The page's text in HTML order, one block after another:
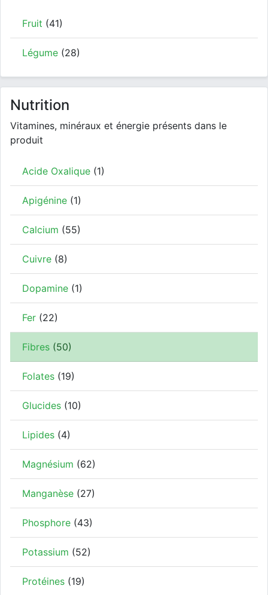
Fruit (41)
Légume (28)
Nutrition
Vitamines, minéraux et énergie présents dans le
produit
Acide Oxalique (1)
Apigénine (1)
Calcium (55)
Cuivre (8)
Dopamine (1)
Fer (22)
Fibres (50)
Folates (19)
Glucides (10)
Lipides (4)
Magnésium (62)
Manganèse (27)
Phosphore (43)
Potassium (52)
Protéines (19)